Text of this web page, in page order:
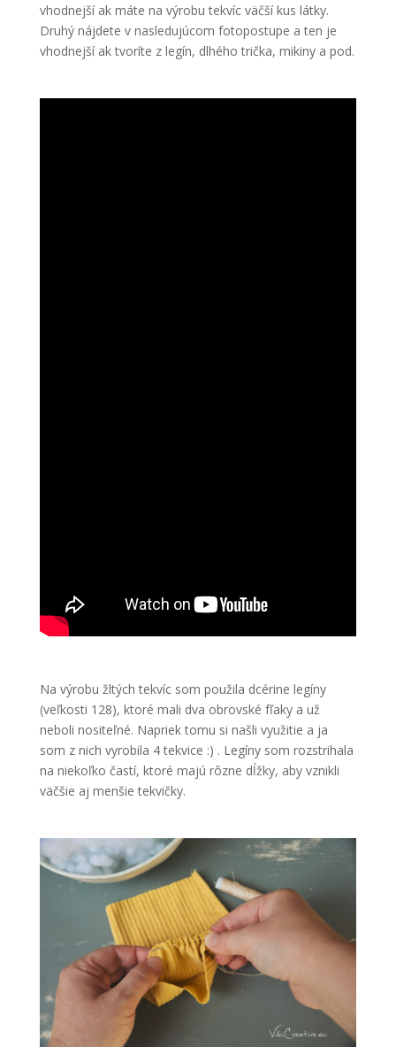
vhodnejší ak máte na výrobu tekvíc väčší kus látky.
Druhý nájdete v nasledujúcom fotopostupe a ten je
vhodnejší ak tvoríte z legín, dlhého trička, mikiny a pod.
Na výrobu žltých tekvíc som použila dcérine legíny
(veľkosti 128), ktoré mali dva obrovské fľaky a už
neboli nositeľné. Napriek tomu si našli využitie a ja
som z nich vyrobila 4 tekvice :) . Legíny som rozstrihala
na niekoľko častí, ktoré majú rôzne dĺžky, aby vznikli
väčšie aj menšie tekvičky.